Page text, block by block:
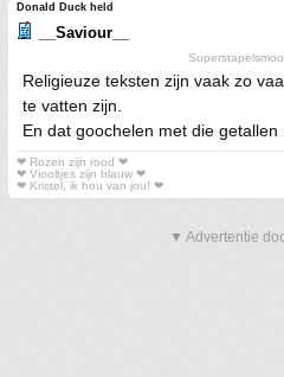
Donald Duck held
__Saviour__
Religieuze teksten zijn vaak zo
te vatten zijn.
En dat goochelen met die
❤ Rozen zijn rood ❤
❤ Viooltjes zijn blauw ❤
❤ Kristel, ik hou van jou! ❤
▼ Advertentie